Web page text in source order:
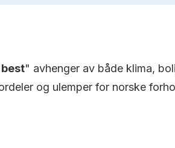
best" avhenger av både klima,
og ulemper for norske